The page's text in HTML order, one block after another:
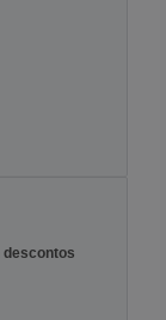
descontos